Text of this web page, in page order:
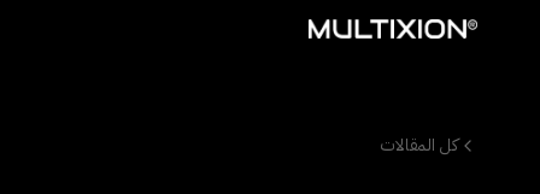
كل المقالات